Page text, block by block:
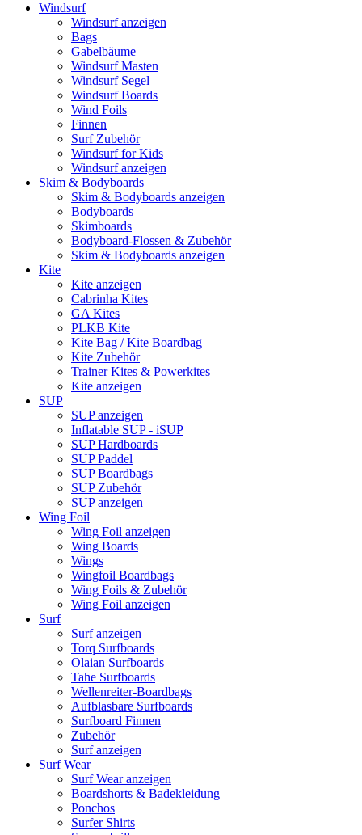
Windsurf
Windsurf anzeigen
Bags
Gabelbäume
Windsurf Masten
Windsurf Segel
Windsurf Boards
Wind Foils
Finnen
Surf Zubehör
Windsurf for Kids
Windsurf anzeigen
Skim & Bodyboards
Skim & Bodyboards anzeigen
Bodyboards
Skimboards
Bodyboard-Flossen & Zubehör
Skim & Bodyboards anzeigen
Kite
Kite anzeigen
Cabrinha Kites
GA Kites
PLKB Kite
Kite Bag / Kite Boardbag
Kite Zubehör
Trainer Kites & Powerkites
Kite anzeigen
SUP
SUP anzeigen
Inflatable SUP - iSUP
SUP Hardboards
SUP Paddel
SUP Boardbags
SUP Zubehör
SUP anzeigen
Wing Foil
Wing Foil anzeigen
Wing Boards
Wings
Wingfoil Boardbags
Wing Foils & Zubehör
Wing Foil anzeigen
Surf
Surf anzeigen
Torq Surfboards
Olaian Surfboards
Tahe Surfboards
Wellenreiter-Boardbags
Aufblasbare Surfboards
Surfboard Finnen
Zubehör
Surf anzeigen
Surf Wear
Surf Wear anzeigen
Boardshorts & Badekleidung
Ponchos
Surfer Shirts